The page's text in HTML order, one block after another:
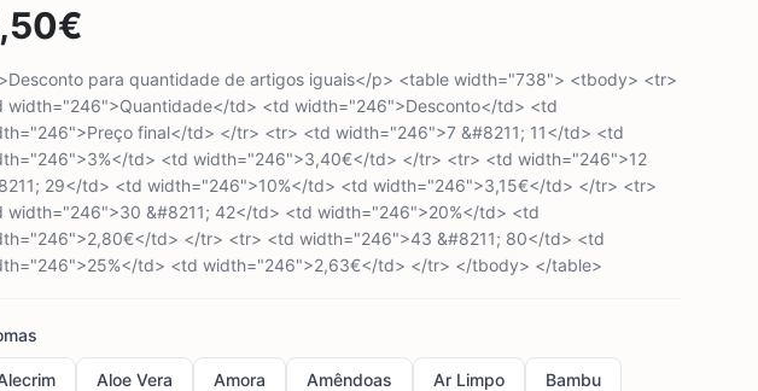
€
para quantidade de artigos iguais</p> <table width="738"> <tbody> <tr>
width="246">Quantidade</td> <td width="246">Desconto</td> <td
final</td> </tr> <tr> <td width="246">7 &#8211; 11</td> <td
td> <td width="246">3,40€</td> </tr> <tr> <td width="246">12
29</td> <td width="246">10%</td> <td width="246">3,15€</td> </tr> <tr>
width="246">30 &#8211; 42</td> <td width="246">20%</td> <td
td> </tr> <tr> <td width="246">43 &#8211; 80</td> <td
td> <td width="246">2,63€</td> </tr> </tbody> </table>
Aloe Vera Amora Amêndoas Ar Limpo Bambu